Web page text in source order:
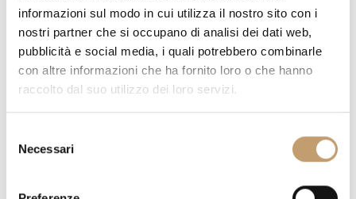
informazioni sul modo in cui utilizza il nostro sito con i
nostri partner che si occupano di analisi dei dati web,
pubblicità e social media, i quali potrebbero combinarle
con altre informazioni che ha fornito loro o che hanno
raccolto dal suo utilizzo dei loro servizi.
Necessari
RÉPONDONS À TOUS VOS DOUTES
DEMANDER DES INFORMATIONS
FRAIS DE LIVRAISON
CONTACTS